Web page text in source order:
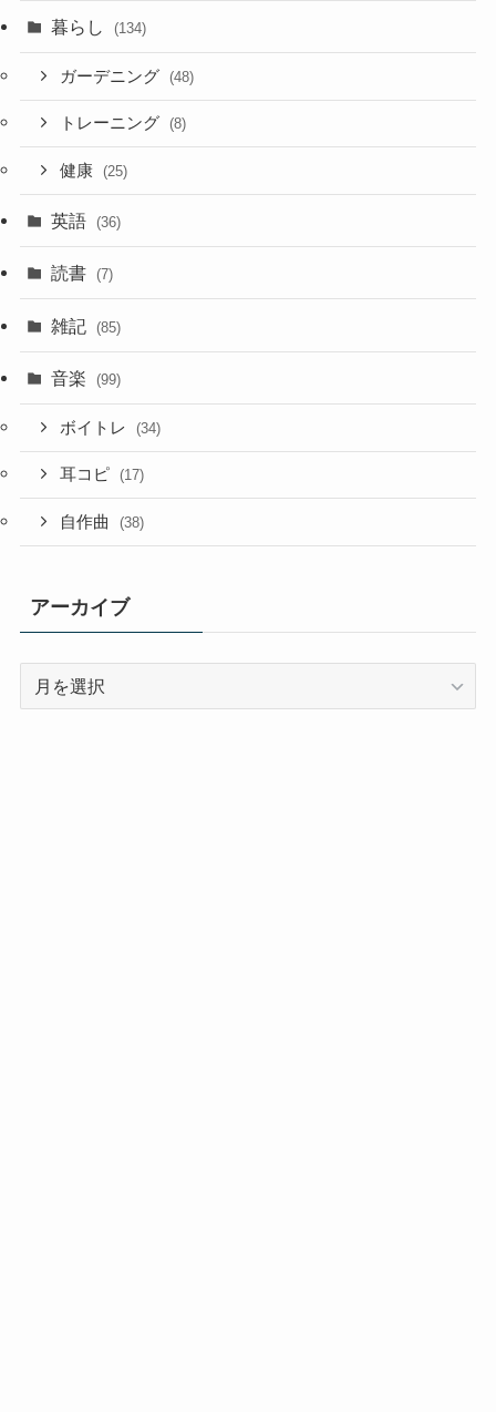
暮らし (134)
ガーデニング (48)
トレーニング (8)
健康 (25)
英語 (36)
読書 (7)
雑記 (85)
音楽 (99)
ボイトレ (34)
耳コピ (17)
自作曲 (38)
アーカイブ